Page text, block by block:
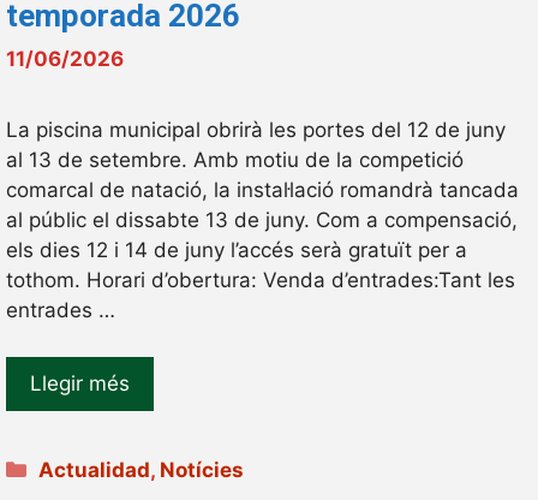
temporada 2026
11/06/2026
La piscina municipal obrirà les portes del 12 de juny
al 13 de setembre. Amb motiu de la competició
comarcal de natació, la instal·lació romandrà tancada
al públic el dissabte 13 de juny. Com a compensació,
els dies 12 i 14 de juny l’accés serà gratuït per a
tothom. Horari d’obertura: Venda d’entrades:Tant les
entrades …
Llegir més
Categories
Actualidad, Notícies